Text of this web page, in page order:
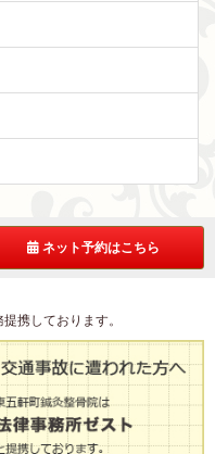
ネット予約はこちら
携しております。